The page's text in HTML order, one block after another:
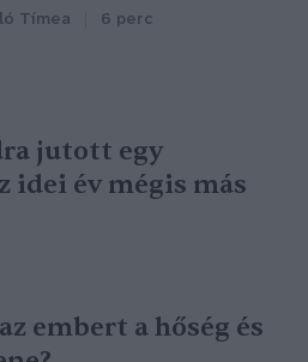
Tímea 6 perc
jutott egy
idei év mégis más
embert a hőség és